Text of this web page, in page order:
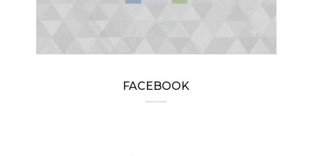
FACEBOOK